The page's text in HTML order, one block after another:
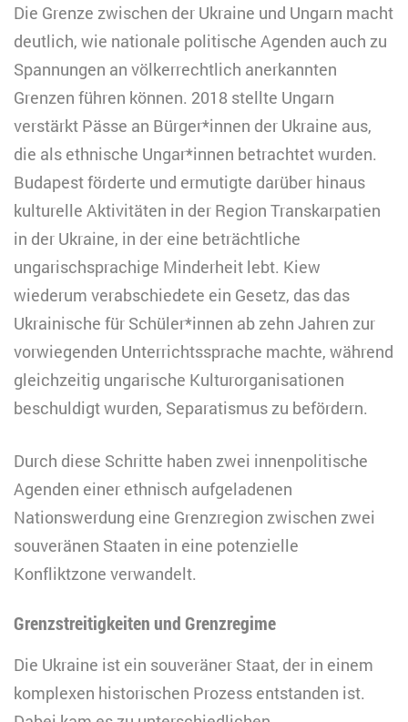
Die Grenze zwischen der Ukraine und Ungarn macht
deutlich, wie nationale politische Agenden auch zu
Spannungen an völkerrechtlich anerkannten
Grenzen führen können. 2018 stellte Ungarn
verstärkt Pässe an Bürger*innen der Ukraine aus,
die als ethnische Ungar*innen betrachtet wurden.
Budapest förderte und ermutigte darüber hinaus
kulturelle Aktivitäten in der Region Transkarpatien
in der Ukraine, in der eine beträchtliche
ungarischsprachige Minderheit lebt. Kiew
wiederum verabschiedete ein Gesetz, das das
Ukrainische für Schüler*innen ab zehn Jahren zur
vorwiegenden Unterrichtssprache machte, während
gleichzeitig ungarische Kulturorganisationen
beschuldigt wurden, Separatismus zu befördern.
Durch diese Schritte haben zwei innenpolitische
Agenden einer ethnisch aufgeladenen
Nationswerdung eine Grenzregion zwischen zwei
souveränen Staaten in eine potenzielle
Konfliktzone verwandelt.
Grenzstreitigkeiten und Grenzregime
Die Ukraine ist ein souveräner Staat, der in einem
komplexen historischen Prozess entstanden ist.